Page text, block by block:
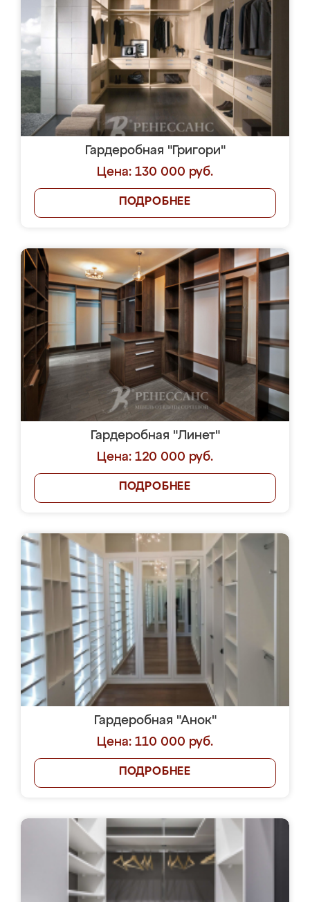
Гардеробная "Григори"
Цена: 130 000 руб.
ПОДРОБНЕЕ
Гардеробная "Линет"
Цена: 120 000 руб.
ПОДРОБНЕЕ
Гардеробная "Анок"
Цена: 110 000 руб.
ПОДРОБНЕЕ